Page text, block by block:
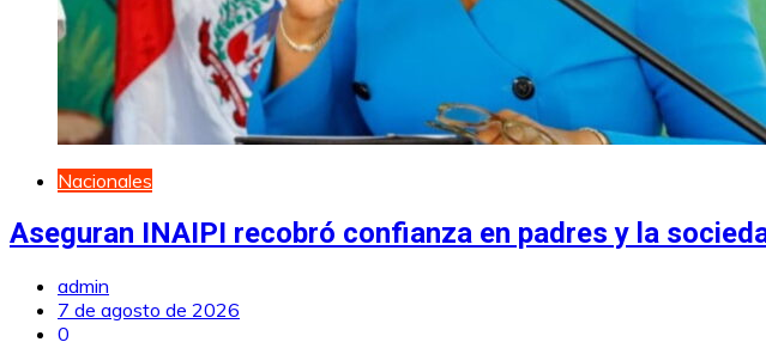
Nacionales
Aseguran INAIPI recobró confianza en padres y la
admin
7 de agosto de 2026
0